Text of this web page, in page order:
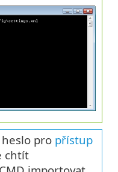
pro přístup
chtít